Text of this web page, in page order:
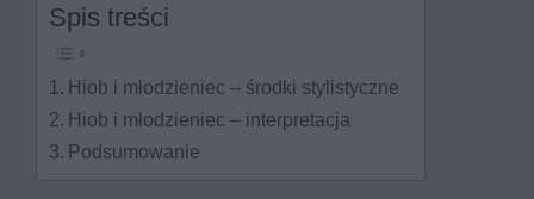
Spis treści
Hiob i młodzieniec – środki stylistyczne
Hiob i młodzieniec – interpretacja
Podsumowanie